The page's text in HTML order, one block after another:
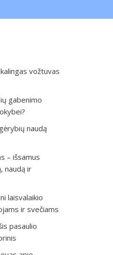
vožtuvas
gabenimo
naudą
– išsamus
naudą ir
laisvalaikio
ir svečiams
pasaulio